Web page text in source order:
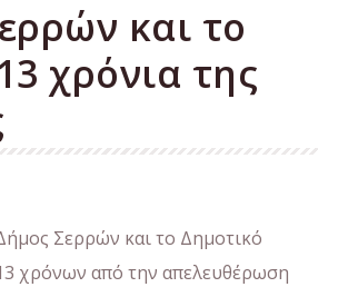
και το
χρόνια της
Σερρών και το Δημοτικό
χρόνων από την απελευθέρωση